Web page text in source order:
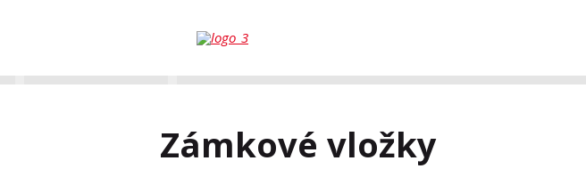
Zámkové vložky